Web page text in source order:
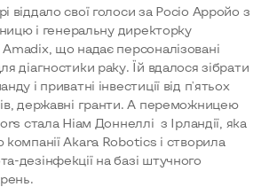
віддало свої голоси за Росіо Арройо з
і генеральну директорку
що надає персоналізовані
діагностики раку. Їй вдалося зібрати
і приватні інвестиції від п'ятьох
державні гранти. А переможницею
стала Ніам Доннеллі з Ірландії, яка
компанії Akara Robotics і створила
дезінфекції на базі штучного